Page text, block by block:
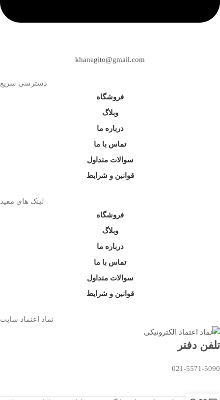
khanegito@gmail.com
دسترسی سریع
فروشگاه
وبلاگ
درباره ما
تماس با ما
سوالات متداول
قوانین و شرایط
لینک های مفید
فروشگاه
وبلاگ
درباره ما
تماس با ما
سوالات متداول
قوانین و شرایط
نماد اعتماد سایت
تلفن دفتر
021-5571-5090